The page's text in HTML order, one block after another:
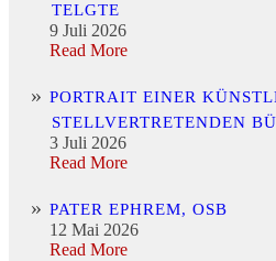
TELGTE
9 Juli 2026
Read More
PORTRAIT EINER
STELLVERTRETENDEN
3 Juli 2026
Read More
PATER EPHREM, OSB
12 Mai 2026
Read More